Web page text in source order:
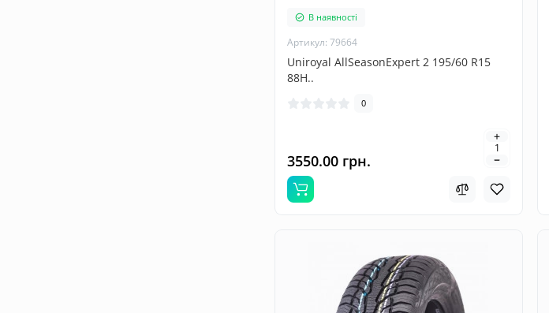
В наявності
Артикул: 79664
Uniroyal AllSeasonExpert 2 195/60 R15
88H..
0
3550.00 грн.